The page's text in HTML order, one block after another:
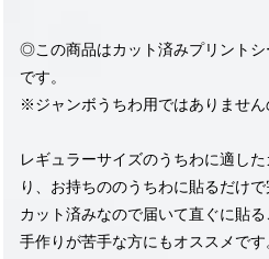
◎この商品はカット済みプリントシ
です。
※ジャンボうちわ用ではありません
レギュラーサイズのうちわに適し
り、お持ちののうちわに貼るだけで
カット済みなので届いて直ぐに貼
手作りが苦手な方にもオススメです